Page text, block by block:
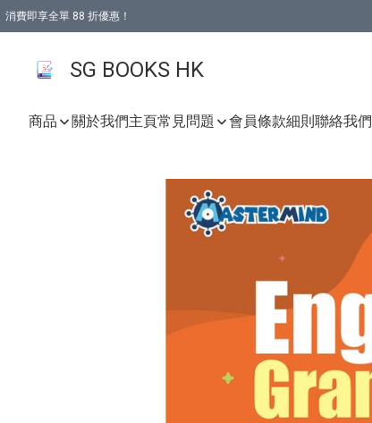
消費即享全單 88 折優惠！
SG BOOKS HK
商品 關於我們主頁常見問題 會員條款細則聯絡我們